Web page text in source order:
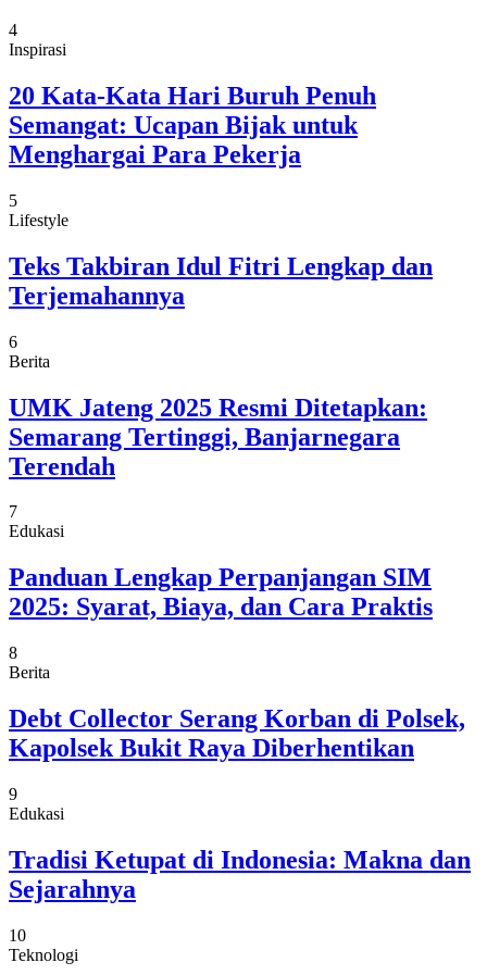
4
Inspirasi
20 Kata-Kata Hari Buruh Penuh
Semangat: Ucapan Bijak untuk
Menghargai Para Pekerja
5
Lifestyle
Teks Takbiran Idul Fitri Lengkap dan
Terjemahannya
6
Berita
UMK Jateng 2025 Resmi Ditetapkan:
Semarang Tertinggi, Banjarnegara
Terendah
7
Edukasi
Panduan Lengkap Perpanjangan SIM
2025: Syarat, Biaya, dan Cara Praktis
8
Berita
Debt Collector Serang Korban di Polsek,
Kapolsek Bukit Raya Diberhentikan
9
Edukasi
Tradisi Ketupat di Indonesia: Makna dan
Sejarahnya
10
Teknologi